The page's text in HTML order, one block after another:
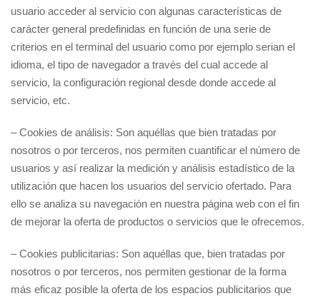
usuario acceder al servicio con algunas características de
carácter general predefinidas en función de una serie de
criterios en el terminal del usuario como por ejemplo serian el
idioma, el tipo de navegador a través del cual accede al
servicio, la configuración regional desde donde accede al
servicio, etc.
– Cookies de análisis: Son aquéllas que bien tratadas por
nosotros o por terceros, nos permiten cuantificar el número de
usuarios y así realizar la medición y análisis estadístico de la
utilización que hacen los usuarios del servicio ofertado. Para
ello se analiza su navegación en nuestra página web con el fin
de mejorar la oferta de productos o servicios que le ofrecemos.
– Cookies publicitarias: Son aquéllas que, bien tratadas por
nosotros o por terceros, nos permiten gestionar de la forma
más eficaz posible la oferta de los espacios publicitarios que